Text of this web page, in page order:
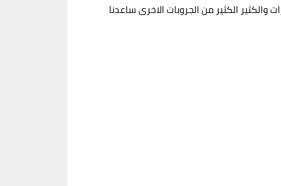
والكثير الكثير من الجروبات الاخرى ساعدنا